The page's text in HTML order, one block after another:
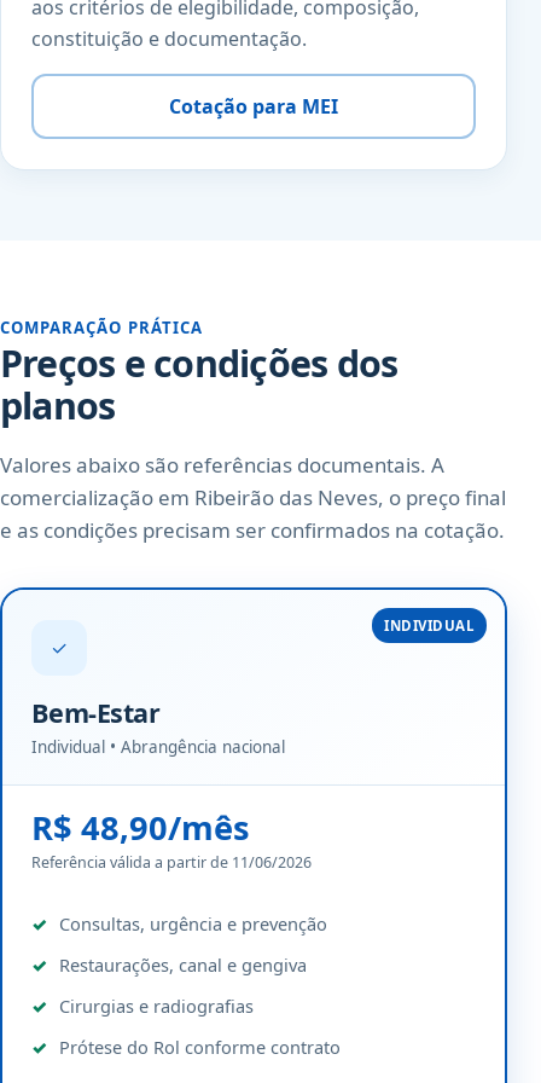
aos critérios de elegibilidade, composição,
constituição e documentação.
Cotação para MEI
COMPARAÇÃO PRÁTICA
Preços e condições dos
planos
Valores abaixo são referências documentais. A
comercialização em Ribeirão das Neves, o preço final
e as condições precisam ser confirmados na cotação.
INDIVIDUAL
✓
Bem-Estar
Individual • Abrangência nacional
R$ 48,90/mês
Referência válida a partir de 11/06/2026
Consultas, urgência e prevenção
Restaurações, canal e gengiva
Cirurgias e radiografias
Prótese do Rol conforme contrato